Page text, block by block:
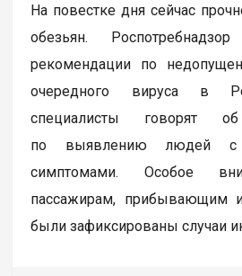
На повестке дня сейчас
обезьян.
рекомендации по
очередного вируса в
специалисты говорят
по выявлению людей с
симптомами. Особое
пассажирам, прибывающим
были зафиксированы случаи